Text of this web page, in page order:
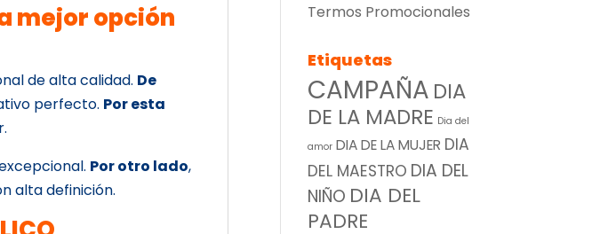
mejor opción
de alta calidad. De
perfecto. Por esta
Por otro lado,
alta definición.
Termos Promocionales
Etiquetas
CAMPAÑA DIA
DE LA MADRE Dia del
amor DIA DE LA MUJER DIA
DEL MAESTRO DIA DEL
NIÑO DIA DEL
PADRE